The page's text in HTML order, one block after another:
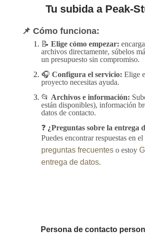
Tu subida a Peak-
📌 Cómo funciona:
📝 Elige cómo empezar:
archivos directamente, súbelos
un presupuesto sin compromiso.
🎧 Configura el servicio: Elige
proyecto necesitas ayuda.
📂 Archivos e información:
están disponibles), información
datos de contacto.
❓ ¿Preguntas sobre la entrega
Puedes encontrar respuestas en el
preguntas frecuentes o estoy
entrega de datos.
Persona de contacto